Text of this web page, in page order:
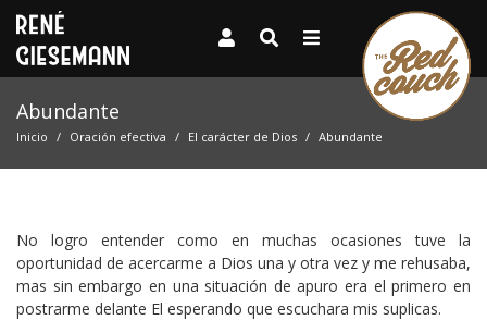
Abundante
Inicio Oración efectiva El carácter de Dios Abundante
No logro entender como en muchas ocasiones tuve la
oportunidad de acercarme a Dios una y otra vez y me rehusaba,
mas sin embargo en una situación de apuro era el primero en
postrarme delante El esperando que escuchara mis suplicas.